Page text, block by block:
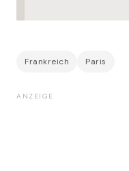
Frankreich Paris
ANZEIGE